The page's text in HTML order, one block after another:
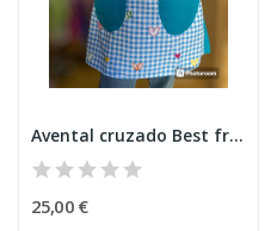
Avental cruzado Best friends
25,00 €